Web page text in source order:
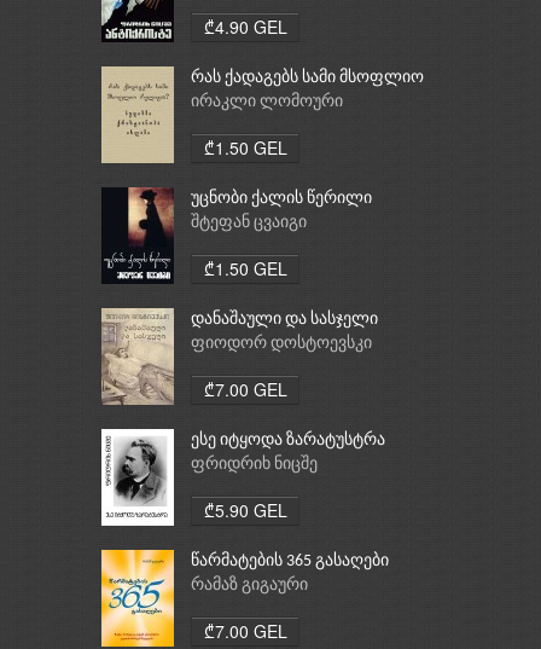
₾4.90 GEL
რას ქადაგებს სამი მსოფლიო
რელიგია: ბუდიზმი,
ირაკლი ლომოური
₾1.50 GEL
უცნობი ქალის წერილი
შტეფან ცვაიგი
₾1.50 GEL
დანაშაული და სასჯელი
ფიოდორ დოსტოევსკი
₾7.00 GEL
ესე იტყოდა ზარატუსტრა
ფრიდრიხ ნიცშე
₾5.90 GEL
წარმატების 365 გასაღები
რამაზ გიგაური
₾7.00 GEL